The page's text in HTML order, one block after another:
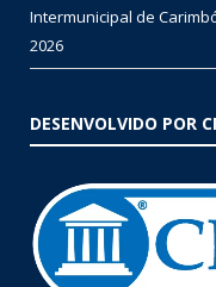
Intermunicipal de
2026
DESENVOLVIDO POR